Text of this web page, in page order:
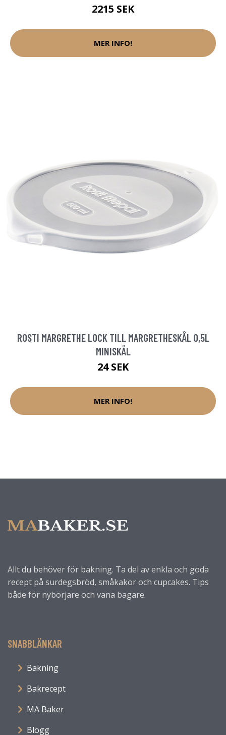
2215 SEK
MER INFO!
ROSTI MARGRETHE LOCK TILL MARGRETHESKÅL 0,5L
MINISKÅL
24 SEK
MER INFO!
Allt du behöver för bakning. Ta del av enkla och goda
recept på surdegsbröd, småkakor och cupcakes. Tips
både för nybörjare och vana bagare.
SNABBLÄNKAR
Bakning
Bakrecept
MA Baker
Blogg